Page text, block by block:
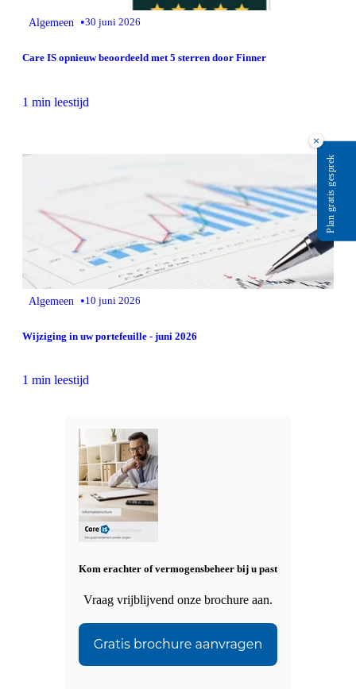
Algemeen •30 juni 2026
Care IS opnieuw beoordeeld met 5 sterren door Finner
1 min leestijd
Algemeen •10 juni 2026
Wijziging in uw portefeuille - juni 2026
1 min leestijd
Kom erachter of vermogensbeheer bij u past
Vraag vrijblijvend onze brochure aan.
×
Plan gratis gesprek